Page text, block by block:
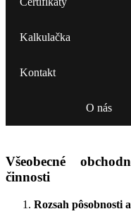
Kalkulačka
Kontakt
O nás
Všeobecné
činnosti
Rozsah pôsobnosti